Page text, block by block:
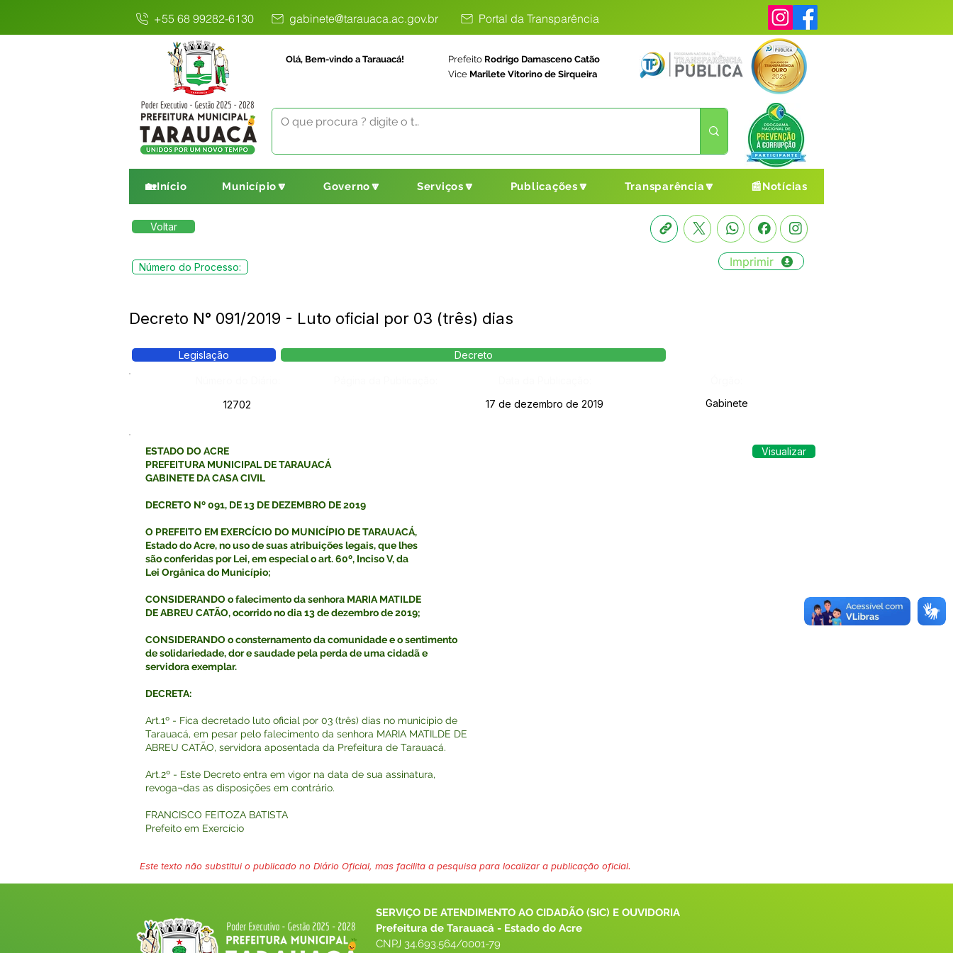
+55 68 99282-6130 gabinete@tarauaca.ac.gov.br Portal da Transparência
Olá, Bem-vindo a Tarauacá! Prefeito Rodrigo Damasceno Catão
Vice Marilete Vitorino de Sirqueira
🏡Início Município🔽 Governo🔽 Serviços🔽 Publicações🔽 Transparência🔽 📰Notícias
Voltar
Número do Processo: Imprimir
Decreto N° 091/2019 - Luto oficial por 03 (três) dias
Legislação Decreto
12702
17 de dezembro de 2019 Gabinete
ESTADO DO ACRE
PREFEITURA MUNICIPAL DE TARAUACÁ
GABINETE DA CASA CIVIL
DECRETO Nº 091, DE 13 DE DEZEMBRO DE 2019
O PREFEITO EM EXERCÍCIO DO MUNICÍPIO DE TARAUACÁ,
Estado do Acre, no uso de suas atribuições legais, que lhes
são conferidas por Lei, em especial o art. 60º, Inciso V, da
Lei Orgânica do Município;
CONSIDERANDO o falecimento da senhora MARIA MATILDE
DE ABREU CATÃO, ocorrido no dia 13 de dezembro de 2019;
CONSIDERANDO o consternamento da comunidade e o sentimento
de solidariedade, dor e saudade pela perda de uma cidadã e
servidora exemplar.
DECRETA:
Art.1º - Fica decretado luto oficial por 03 (três) dias no município de
Tarauacá, em pesar pelo falecimento da senhora MARIA MATILDE DE
ABREU CATÃO, servidora aposentada da Prefeitura de Tarauacá.
Art.2º - Este Decreto entra em vigor na data de sua assinatura,
revoga¬das as disposições em contrário.
FRANCISCO FEITOZA BATISTA
Prefeito em Exercício
Visualizar
Este texto não substitui o publicado no Diário Oficial, mas facilita a pesquisa para localizar a publicação oficial.
SERVIÇO DE ATENDIMENTO AO CIDADÃO (SIC) E OUVIDORIA
Prefeitura de Tarauacá - Estado do Acre
CNPJ 34.693.564/0001-79